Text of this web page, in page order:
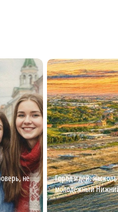
не
Город идей:
молодёжный